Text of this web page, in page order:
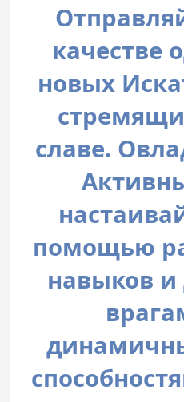
качестве
новых
славе.
помощью
навыков